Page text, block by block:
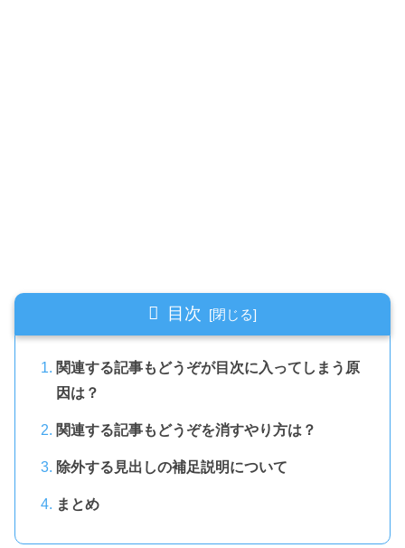
目次
関連する記事もどうぞが目次に入ってしまう原
因は？
関連する記事もどうぞを消すやり方は？
除外する見出しの補足説明について
まとめ